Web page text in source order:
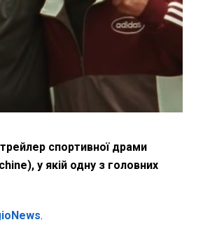
спортивної драми
у якій одну з головних
.